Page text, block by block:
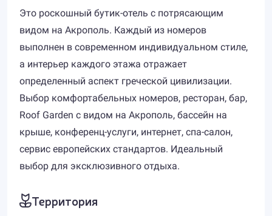
Это роскошный бутик-отель с потрясающим
видом на Акрополь. Каждый из номеров
выполнен в современном индивидуальном стиле,
а интерьер каждого этажа отражает
определенный аспект греческой цивилизации.
Выбор комфортабельных номеров, ресторан, бар,
Roof Garden с видом на Акрополь, бассейн на
крыше, конференц-услуги, интернет, спа-салон,
сервис европейских стандартов. Идеальный
выбор для эксклюзивного отдыха.
Территория